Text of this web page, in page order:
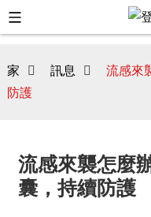
家 訊息
流感來
防護
流感來襲怎麼
囊，持續防護